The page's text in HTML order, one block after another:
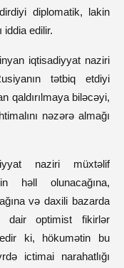
diplomatik, lakin
iddia edilir.
iqtisadiyyat naziri
tətbiq etdiyi
qaldırılmaya biləcəyi,
nəzərə almağı
naziri müxtəlif
həll olunacağına,
və daxili bazarda
dair optimist fikirlər
ki, hökumətin bu
ictimai narahatlığı